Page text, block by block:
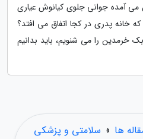
می آمده جوانی جلوی کیانوش عیاری
خانه پدری در کجا اتفاق می افتد؟
خرمدین را می شنویم، باید بدانیم
ها » سلامتی و پزشکی